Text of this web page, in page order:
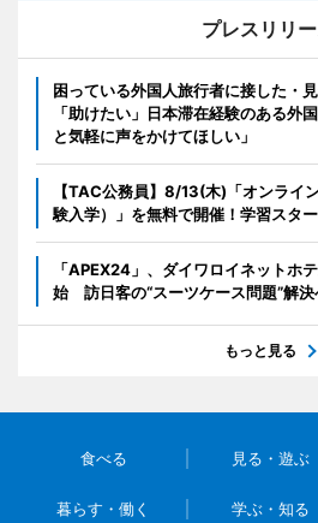
プレスリリ
困っている外国人旅行者に接した・
「助けたい」日本滞在経験のある外
と気軽に声をかけてほしい」
【TAC公務員】8/13(木)「オンライ
験入学）」を無料で開催！学習スタ
「APEX24」、ダイワロイネットホ
始 訪日客の“スーツケース問題”解決
もっと見る
食べる 見る・遊ぶ
暮らす・働く 学ぶ・知る